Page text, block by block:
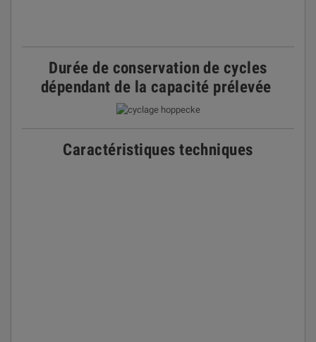
Durée de conservation de cycles
dépendant de la capacité prélevée
Caractéristiques techniques